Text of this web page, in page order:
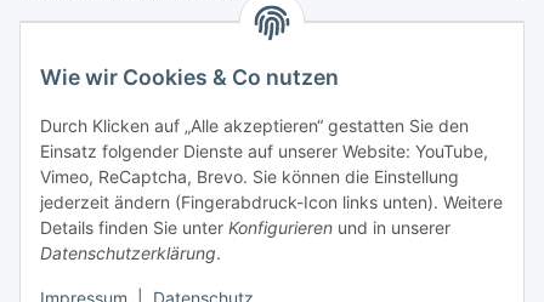
Wie wir Cookies & Co nutzen
Durch Klicken auf „Alle akzeptieren“ gestatten Sie den
Einsatz folgender Dienste auf unserer Website: YouTube,
Vimeo, ReCaptcha, Brevo. Sie können die Einstellung
jederzeit ändern (Fingerabdruck-Icon links unten). Weitere
Details finden Sie unter Konfigurieren und in unserer
Datenschutzerklärung.